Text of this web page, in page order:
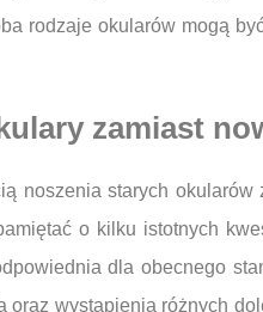
rodzaje okularów mogą
zamiast
noszenia starych
o kilku istotnych
dla obecnego
wystąpienia różnych